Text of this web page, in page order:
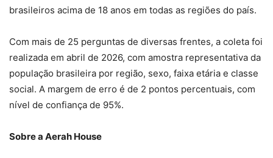
brasileiros acima de 18 anos em todas as regiões do país.
Com mais de 25 perguntas de diversas frentes, a coleta foi
realizada em abril de 2026, com amostra representativa da
população brasileira por região, sexo, faixa etária e classe
social. A margem de erro é de 2 pontos percentuais, com
nível de confiança de 95%.
Sobre a Aerah House